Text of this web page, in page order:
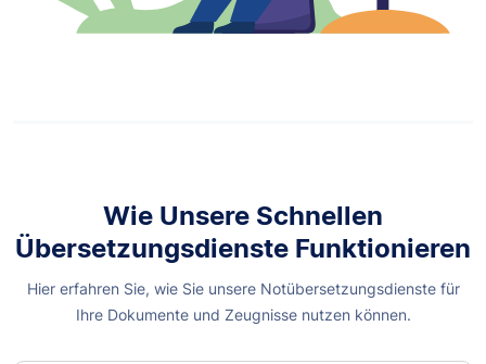
Wie Unsere Schnellen
Übersetzungsdienste Funktionieren
Hier erfahren Sie, wie Sie unsere Notübersetzungsdienste für
Ihre Dokumente und Zeugnisse nutzen können.